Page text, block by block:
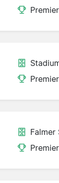
Falmer